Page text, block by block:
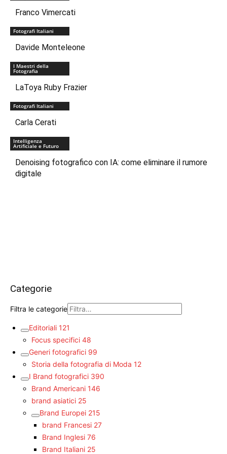
Franco Vimercati
Fotografi Italiani
Davide Monteleone
I Maestri della
Fotografia
LaToya Ruby Frazier
Fotografi Italiani
Carla Cerati
Intelligenza
Artificiale e Futuro
Denoising fotografico con IA: come eliminare il rumore
digitale
Categorie
Filtra le categorie
Editoriali 121
Focus specifici 48
Generi fotografici 99
Storia della fotografia di Moda 12
I Brand fotografici 390
Brand Americani 146
brand asiatici 25
Brand Europei 215
brand Francesi 27
Brand Inglesi 76
Brand Italiani 25